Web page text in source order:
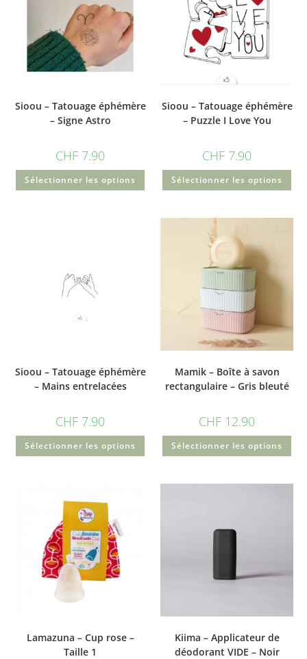
Sioou – Tatouage éphémère
– Signe Astro
CHF 7.90
Sélectionner les options
Sioou – Tatouage éphémère
– Puzzle I Love You
CHF 7.90
Sélectionner les options
Sioou – Tatouage éphémère
– Mains entrelacées
CHF 7.90
Sélectionner les options
Mamik – Boîte à savon
rectangulaire – Gris bleuté
CHF 12.90
Sélectionner les options
Lamazuna – Cup rose –
Taille 1
Kiima – Applicateur de
déodorant VIDE – Noir